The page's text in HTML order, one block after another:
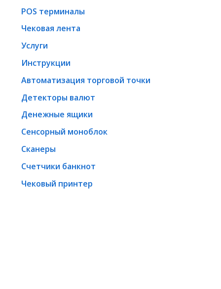
POS терминалы
Чековая лента
Услуги
Инструкции
Автоматизация торговой точки
Детекторы валют
Денежные ящики
Сенсорный моноблок
Сканеры
Счетчики банкнот
Чековый принтер